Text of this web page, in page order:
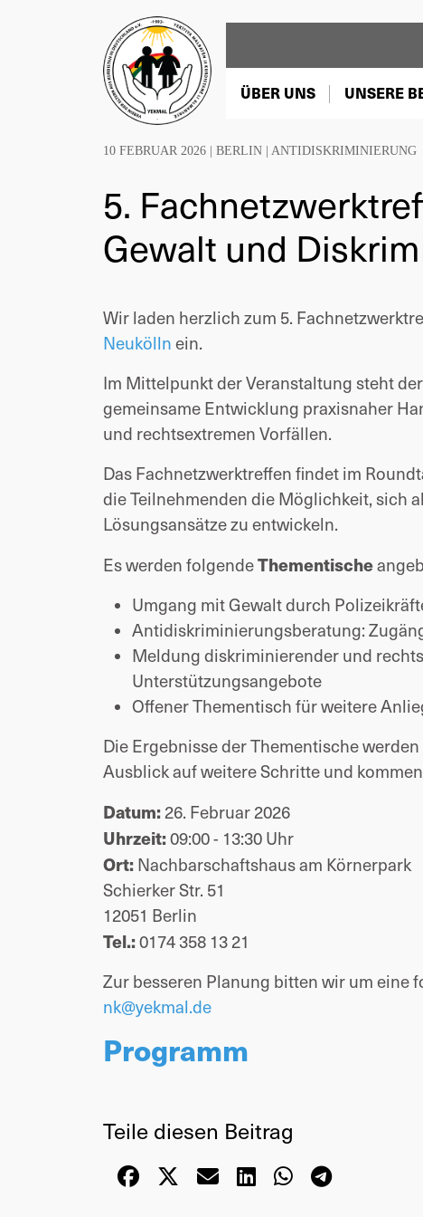
ÜBER UNS UNSERE
10 FEBRUAR 2026 | BERLIN ANTIDISKRIMINIERUNG
5.
Gewalt und
Wir laden herzlich zum 5.
Neukölln ein.
Im Mittelpunkt der Veranstaltung steht
gemeinsame Entwicklung praxisnaher
und rechtsextremen Vorfällen.
Das Fachnetzwerktreffen findet im
die Teilnehmenden die Möglichkeit, sich
Lösungsansätze zu entwickeln.
Es werden folgendeThementische
Umgang mit Gewalt durch
Antidiskriminierungsberatung:
Meldung diskriminierender und
Unterstützungsangebote
Offener Thementisch für weitere
Die Ergebnisse der Thementische
Ausblick auf weitere Schritte und
Datum:26. Februar 2026
Uhrzeit:09:00 - 13:30 Uhr
Ort: Nachbarschaftshaus am Körnerpark
Schierker Str. 51
12051 Berlin
Tel.:0174 358 13 21
Zur besseren Planung bitten wir um eine
nk@yekmal.de
Programm
Teile diesen Beitrag